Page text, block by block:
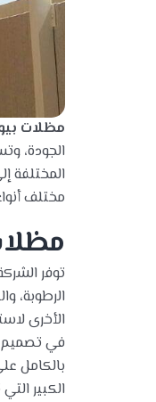
مظلات
الجودة،
المختلفة
مختلف
توفر
الرطوبة،
الأخرى
في تصميم
بالكامل
الكبير